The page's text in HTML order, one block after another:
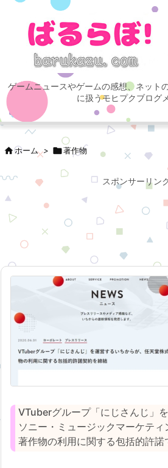
ゲームニュースやゲームの感想、ネット
に扱うモヒプクブログ
ホーム > 著作物
スポンサーリン
VTuberグループ「にじさんじ」
ソニー・ミュージックマーケテ
著作物の利用に関する包括的許諾